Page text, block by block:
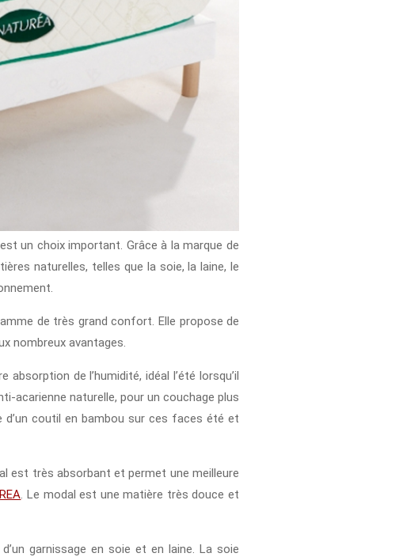
un choix important. Grâce à la marque de
naturelles, telles que la soie, la laine, le
de très grand confort. Elle propose de
nombreux avantages.
de l’humidité, idéal l’été lorsqu’il
acarienne naturelle, pour un couchage plus
d’un coutil en bambou sur ces faces été et
est très absorbant et permet une meilleure
. Le modal est une matière très douce et
garnissage en soie et en laine. La soie